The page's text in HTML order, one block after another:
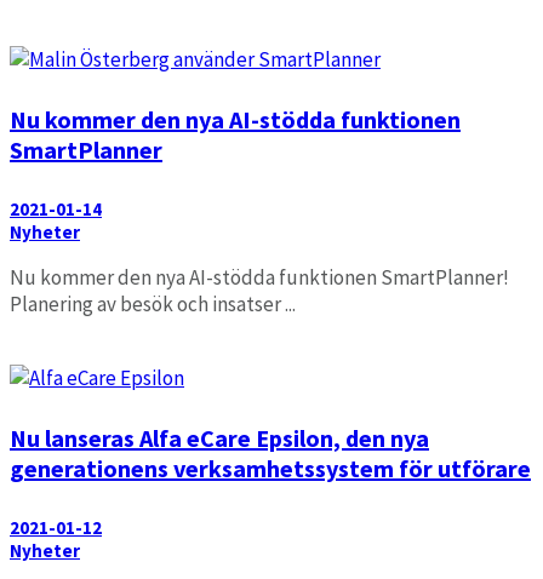
Nu kommer den nya AI-stödda funktionen
SmartPlanner
2021-01-14
Nyheter
Nu kommer den nya AI-stödda funktionen SmartPlanner!
Planering av besök och insatser ...
Nu lanseras Alfa eCare Epsilon, den nya
generationens verksamhetssystem för utförare
2021-01-12
Nyheter